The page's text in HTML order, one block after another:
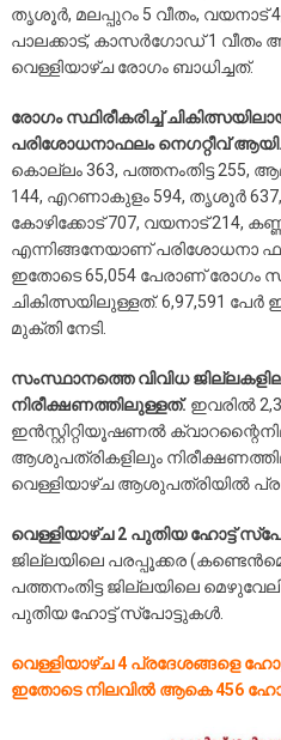
തൃശൂര്‍, മലപ്പുറം 5 വീതം, വയനാട്
പാലക്കാട്, കാസര്‍ഗോഡ് 1
വെള്ളിയാഴ്ച രോഗം ബാധിച്ചത്.
രോഗം സ്ഥിരീകരിച്ച്
പരിശോധനാഫലം നെഗറ്റീവ് ആയി.
കൊല്ലം 363, പത്തനംതിട്ട 255,
144, എറണാകുളം 594, തൃശൂര്‍ 637,
കോഴിക്കോട് 707, വയനാട് 214,
എന്നിങ്ങനേയാണ് പരിശോധനാ
ഇതോടെ 65,054 പേരാണ് രോഗം
ചികിത്സയിലുള്ളത്. 6,97,591
മുക്തി നേടി.
സംസ്ഥാനത്തെ വിവിധ
നിരീക്ഷണത്തിലുള്ളത്.ഇവരില്‍
ഇന്‍സ്റ്റിറ്റിയൂഷണല്‍
ആശുപത്രികളിലും
വെള്ളിയാഴ്ച ആശുപത്രിയില്‍
വെള്ളിയാഴ്ച 2 പുതിയ ഹോട്ട്
ജില്ലയിലെ പരപ്പൂക്കര
പത്തനംതിട്ട ജില്ലയിലെ
പുതിയ ഹോട്ട് സ്‌പോട്ടുകള്‍.
വെള്ളിയാഴ്ച 4 പ്രദേശങ്ങളെ
ഇതോടെ നിലവില്‍ ആകെ 456